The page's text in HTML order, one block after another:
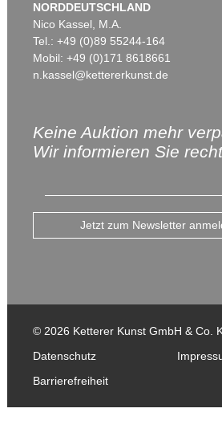
NORDDEUTSCHLAND
Nico Kassel, M.A.
Tel.: +49 (0)89 55244-164
Mobil: +49 (0)171 8618661
n.kassel@kettererkunst.de
Keine Auktion mehr
Wir informieren Sie
Jetzt zum Newsletter
© 2026 Ketterer Kunst GmbH & Co.
Datenschutz
Barrierefreiheit